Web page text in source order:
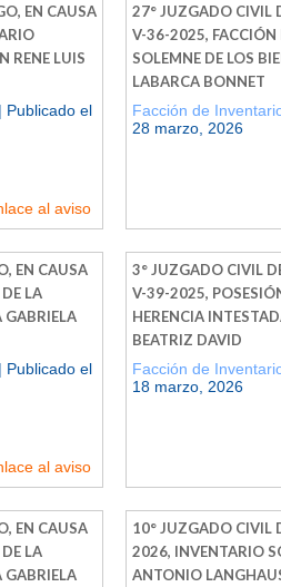
EN CAUSA
RENE LUIS
| Publicado el
al aviso
27° JUZGADO CIVIL
V-36-2025, FACCIÓN
SOLEMNE DE LOS
LABARCA BONNET
Facción de
28 marzo, 2026
EN CAUSA
LA
GABRIELA
| Publicado el
al aviso
3° JUZGADO CIVIL
V-39-2025,
HERENCIA
BEATRIZ DAVID
Facción de
18 marzo, 2026
EN CAUSA
LA
GABRIELA
10° JUZGADO CIVIL
2026, INVENTARIO
ANTONIO